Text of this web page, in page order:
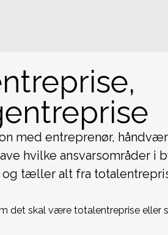
med entreprenør,
hvilke ansvarsområder i
og tæller alt fra